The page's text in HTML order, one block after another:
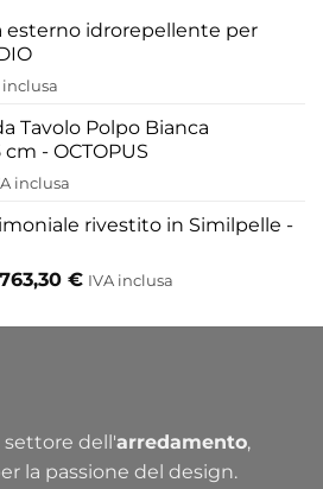
433,30 €
esterno idrorepellente per
inclusa
Tavolo Polpo Bianca
- OCTOPUS
inclusa
rivestito in Similpelle -
763,30 €Fascia
prezzo:
IVA inclusa
settore dell'arredamento,
la passione del design.